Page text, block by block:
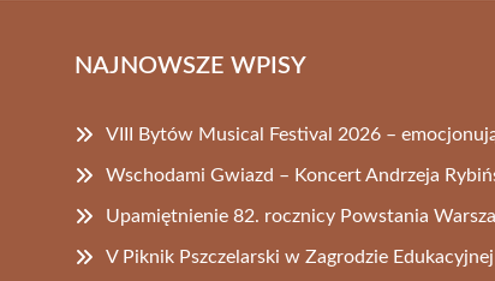
NAJNOWSZE WPISY
VIII Bytów Musical Festival 2026 –
Wschodami Gwiazd – Koncert Andrzeja
Upamiętnienie 82. rocznicy Powstania
V Piknik Pszczelarski w Zagrodzie